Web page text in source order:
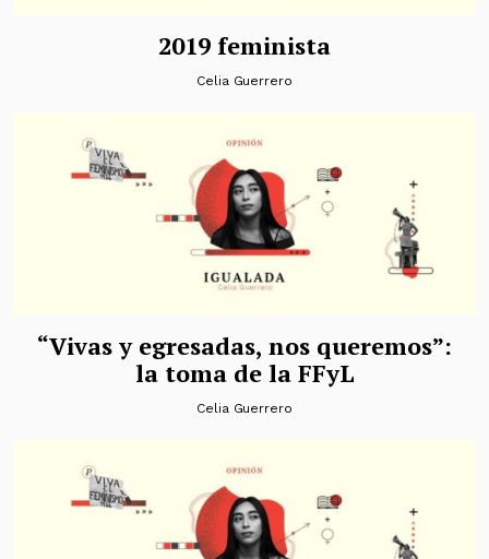
2019 feminista
Celia Guerrero
“Vivas y egresadas, nos queremos”:
la toma de la FFyL
Celia Guerrero